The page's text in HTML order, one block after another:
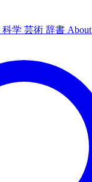
科学 芸術 辞書 About